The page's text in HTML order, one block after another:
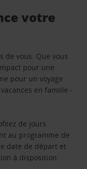
votre
de vous. Que vous
pour une
pour un voyage
en famille -
de jours
au programme de
date de départ et
à disposition.